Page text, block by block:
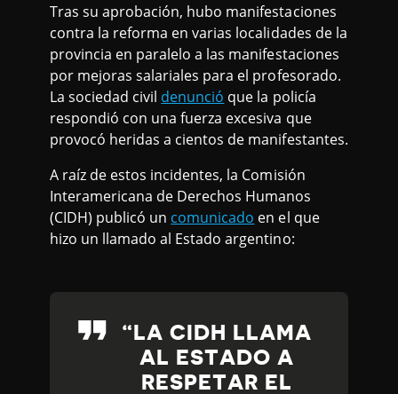
Tras su aprobación, hubo manifestaciones
contra la reforma en varias localidades de la
provincia en paralelo a las manifestaciones
por mejoras salariales para el profesorado.
La sociedad civil denunció que la policía
respondió con una fuerza excesiva que
provocó heridas a cientos de manifestantes.
A raíz de estos incidentes, la Comisión
Interamericana de Derechos Humanos
(CIDH) publicó un comunicado en el que
hizo un llamado al Estado argentino:
LA CIDH LLAMA
AL ESTADO A
RESPETAR EL